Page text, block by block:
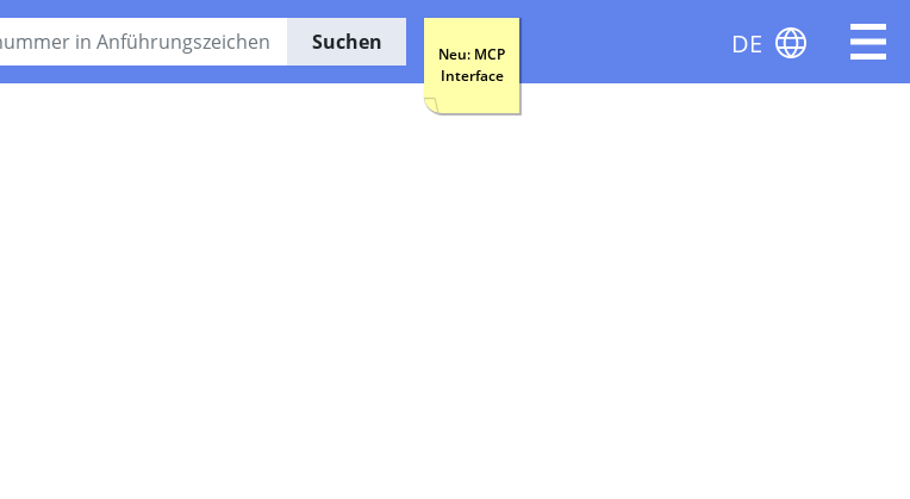
Suchen
Neu: MCP
Interface
DE